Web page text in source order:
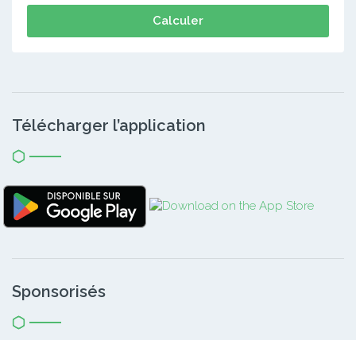
Calculer
Télécharger l’application
Sponsorisés